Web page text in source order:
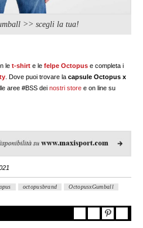
>> scegli la tua!
let-shirt e lefelpe Octopus e completa i
. Dove puoi trovare lacapsule Octopus x
aree #BSS deinostri store e on line su
octopusbrand
OctopusxGumball